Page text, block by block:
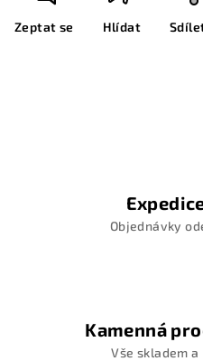
Zeptat se Hlídat
Objednávky
Kamenná
Vše skladem